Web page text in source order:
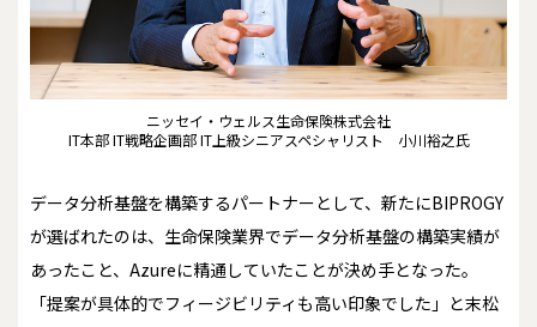
ニッセイ・ウェルス生命保険株式会社
IT本部 IT戦略企画部 IT上級シニアスペシャリスト 小川裕之氏
データ分析基盤を構築するパートナーとして、新たにBIPROGY
が選ばれたのは、生命保険業界でデータ分析基盤の構築実績が
あったこと、Azureに精通していたことが決め手となった。
「提案が具体的でフィージビリティも高い印象でした」と末松